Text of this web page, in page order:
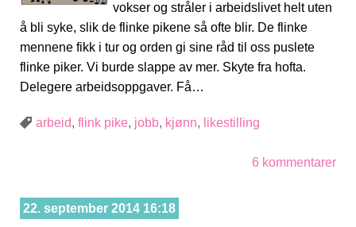
vokser og stråler i arbeidslivet helt uten
å bli syke, slik de flinke pikene så ofte blir. De flinke
mennene fikk i tur og orden gi sine råd til oss puslete
flinke piker. Vi burde slappe av mer. Skyte fra hofta.
Delegere arbeidsoppgaver. Få…
arbeid, flink pike, jobb, kjønn, likestilling
6 kommentarer
22. september 2014 16:18